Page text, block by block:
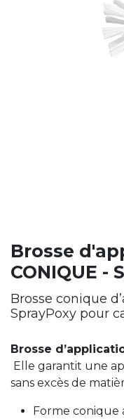
Brosse
CONIQUE -
Brosse conique
SprayPoxy pour
Brosse
Elle garantit une
sans excès de
Forme conique